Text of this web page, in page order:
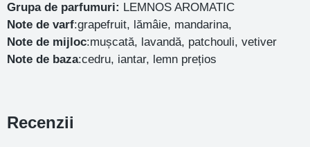
Grupa de parfumuri: LEMNOS AROMATIC
Note de varf:grapefruit, lămâie, mandarina,
Note de mijloc:mușcată, lavandă, patchouli, vetiver
Note de baza:cedru, iantar, lemn prețios
Recenzii